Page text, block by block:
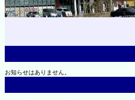
お知らせはありません。